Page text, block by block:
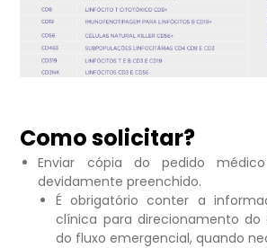
Como solicitar?
Enviar cópia do pedido
devidamente preenchido.
É obrigatório conter a
clínica para direcionamento do
do fluxo emergencial, quando